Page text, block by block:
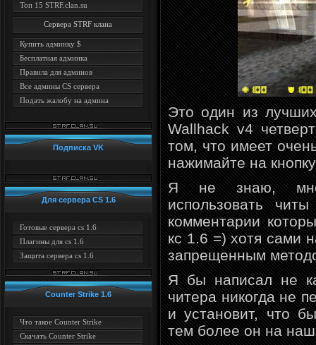
Топ 15 STRF.clan.su
Сервера STRF клана
Купить админку $
Бесплатная админка
Правила для админов
Все админы CS сервера
Подать жалобу на админа
Подписка VK
Для сервера CS 1.6
Готовые сервера cs 1.6
Плагины для cs 1.6
Защита сервера cs 1.6
Counter Strike 1.6
Что такое Counter Strike
Скачать Counter Strike
Это один из
Wallhack v4
том, что имеет
нажимайте на
Я не знаю,
использовать
комментарии
кс 1.6 =) хотя сами
запрещенным
Я бы написал не
читера никогда не
и установит, что
тем более он на